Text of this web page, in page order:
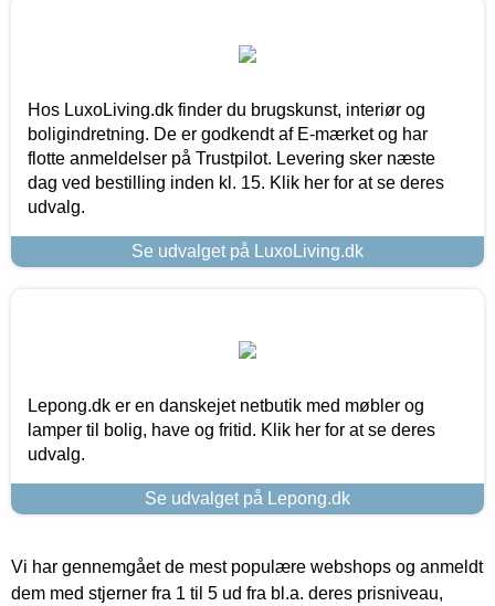
Hos LuxoLiving.dk finder du brugskunst, interiør og
boligindretning. De er godkendt af E-mærket og har
flotte anmeldelser på Trustpilot. Levering sker næste
dag ved bestilling inden kl. 15. Klik her for at se deres
udvalg.
Se udvalget på LuxoLiving.dk
Lepong.dk er en danskejet netbutik med møbler og
lamper til bolig, have og fritid. Klik her for at se deres
udvalg.
Se udvalget på Lepong.dk
Vi har gennemgået de mest populære webshops og anmeldt
dem med stjerner fra 1 til 5 ud fra bl.a. deres prisniveau,